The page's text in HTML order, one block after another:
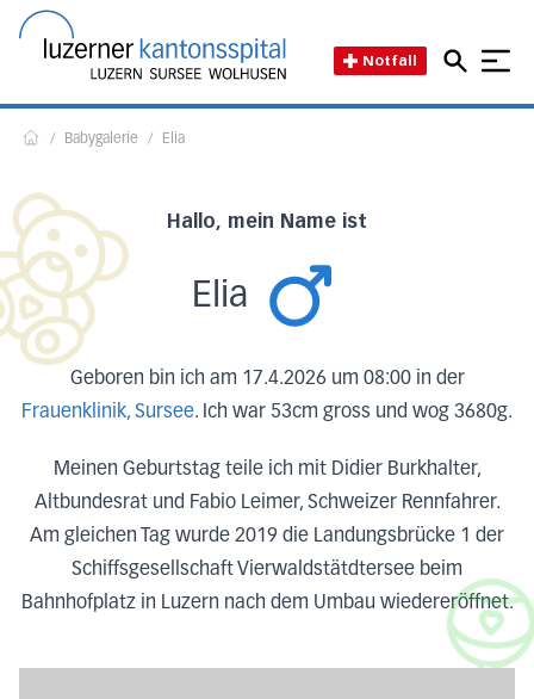
Notfall
/ Babygalerie / Elia
Hallo, mein Name ist
Elia
Geboren bin ich am 17.4.2026 um 08:00 in der
Frauenklinik, Sursee. Ich war 53cm gross und wog 3680g.
Meinen Geburtstag teile ich mit Didier Burkhalter,
Altbundesrat und Fabio Leimer, Schweizer Rennfahrer.
Am gleichen Tag wurde 2019 die Landungsbrücke 1 der
Schiffsgesellschaft Vierwaldstätdtersee beim
Bahnhofplatz in Luzern nach dem Umbau wiedereröffnet.